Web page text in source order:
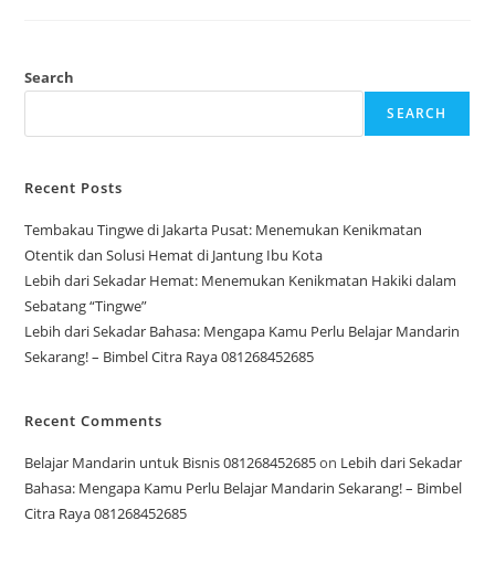
Sebatang
Search
SEARCH
Recent Posts
Tembakau Tingwe di Jakarta Pusat: Menemukan Kenikmatan
Otentik dan Solusi Hemat di Jantung Ibu Kota
Lebih dari Sekadar Hemat: Menemukan Kenikmatan Hakiki dalam
Sebatang “Tingwe”
Lebih dari Sekadar Bahasa: Mengapa Kamu Perlu Belajar Mandarin
Sekarang! – Bimbel Citra Raya 081268452685
Recent Comments
Belajar Mandarin untuk Bisnis 081268452685on Lebih dari Sekadar
Bahasa: Mengapa Kamu Perlu Belajar Mandarin Sekarang! – Bimbel
Citra Raya 081268452685